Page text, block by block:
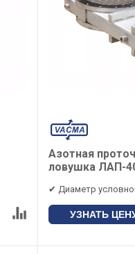
Азотная
ловушка ЛАП-
✔ Диаметр
УЗНАТЬ